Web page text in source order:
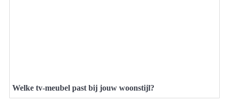
Welke tv-meubel past bij jouw woonstijl?